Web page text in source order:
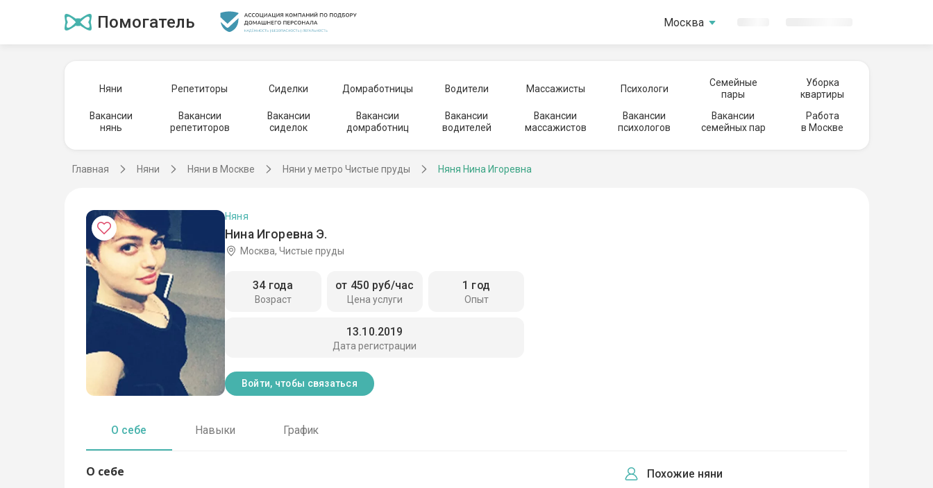
Помогатель Москва
Няни Репетиторы Сиделки Домработницы Водители Массажисты Психологи
Семейные
пары
Уборка
квартиры
Вакансии
нянь
Вакансии
репетиторов
Вакансии
сиделок
Вакансии
домработниц
Вакансии
водителей
Вакансии
массажистов
Вакансии
психологов
Вакансии
семейных пар
Работа
в Москве
Главная Няни Няни в Москве Няни у метро Чистые пруды Няня Нина Игоревна
Нина Игоревна Э.
Няня
Москва, Чистые пруды
Возраст
34 года
Цена услуги
от 450 руб/час
Опыт
1 год
Дата регистрации
13.10.2019
Войти, чтобы связаться
О себе Навыки График
О себе Похожие няни